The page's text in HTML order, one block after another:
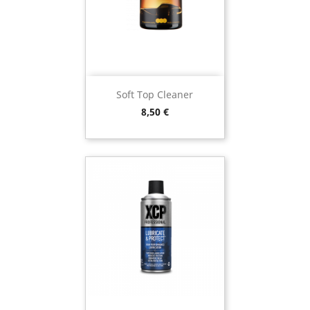
Soft Top Cleaner
Preço
8,50 €